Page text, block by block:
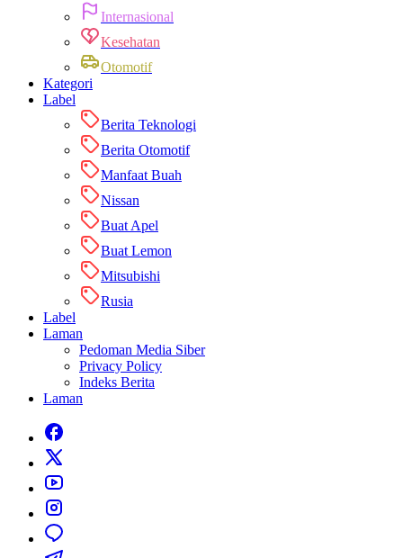
Internasional
Kesehatan
Otomotif
Kategori
Label
Berita Teknologi
Berita Otomotif
Manfaat Buah
Nissan
Buat Apel
Buat Lemon
Mitsubishi
Rusia
Label
Laman
Pedoman Media Siber
Privacy Policy
Indeks Berita
Laman